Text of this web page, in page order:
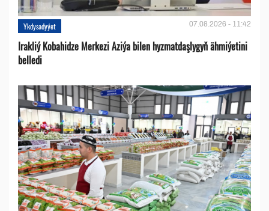
Ykdysadyýet 07.08.2026 - 11:42
Irakliý Kobahidze Merkezi Aziýa bilen hyzmatdaşlygyň ähmiýetini
belledi